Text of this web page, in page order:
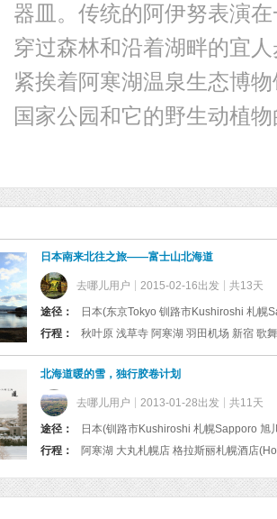
器皿。传统的阿伊努表演
穿过森林和沿着湖畔的宜
紧挨着阿寒湖温泉生态博
国家公园和它的野生动植
日本南来北往之旅——富士山北海道
去哪儿用户 2015-02-16出发 共13天
途径：
日本(东京Tokyo 钏路市Kushiroshi 札幌
行程：
北海道暖的雪，独行胶卷计划
去哪儿用户 2013-01-28出发 共11天
途径：
日本(钏路市Kushiroshi 札幌Sapporo
行程：